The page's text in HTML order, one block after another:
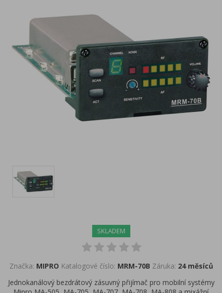
SKLADEM
Značka: MIPRO Katalogové číslo: MRM-70B Záruka: 24 měsíců
Jednokanálový bezdrátový zásuvný přijímač pro mobilní systémy